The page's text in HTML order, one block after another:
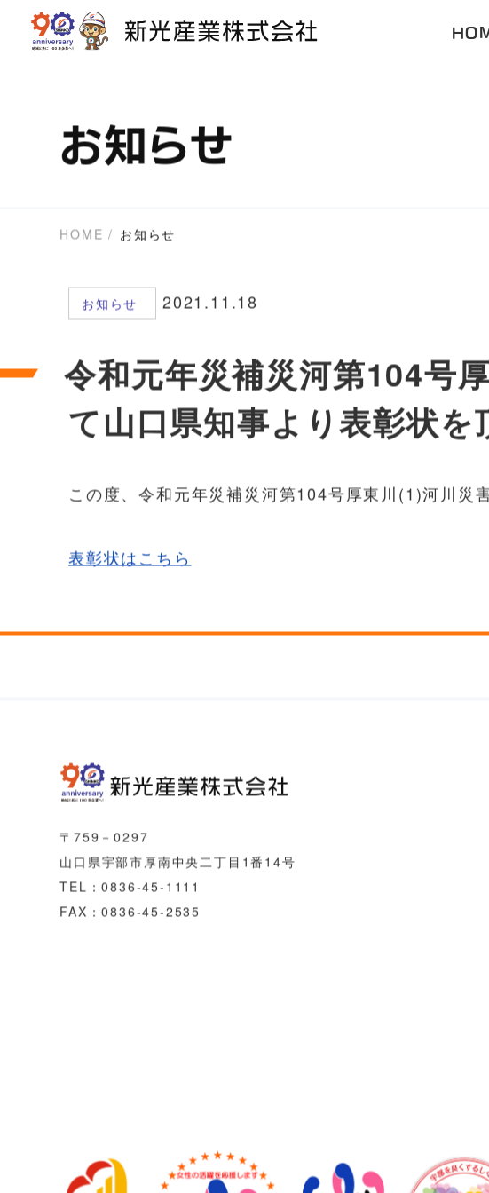
お知らせ
HOME お知らせ
お知らせ 2021.11.18
令和元年災補災河第104号
て山口県知事より表彰状を
この度、令和元年災補災河第104号厚東川(1)河川災
表彰状はこちら
〒759－0297
山口県宇部市厚南中央二丁目1番14号
TEL：0836-45-1111
FAX：0836-45-2535